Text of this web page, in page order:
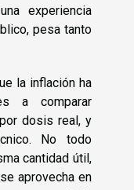
experiencia
pesa tanto
la inflación ha
a comparar
dosis real, y
No todo
cantidad útil,
aprovecha en